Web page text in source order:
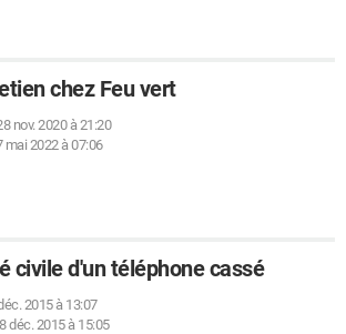
chez Feu vert
nov. 2020 à 21:20
mai 2022 à 07:06
civile d'un téléphone cassé
2015 à 13:07
déc. 2015 à 15:05